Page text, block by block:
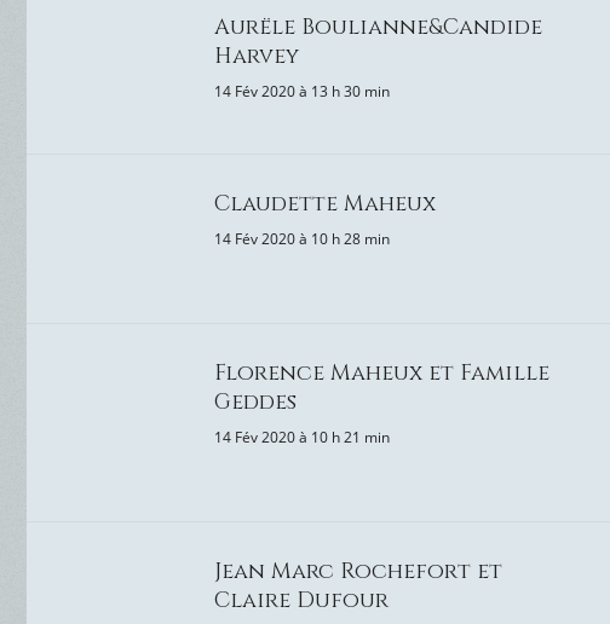
Aurële Boulianne&Candide
Harvey
14 Fév 2020 à 13 h 30 min
Claudette Maheux
14 Fév 2020 à 10 h 28 min
Florence Maheux et Famille
Geddes
14 Fév 2020 à 10 h 21 min
Jean Marc Rochefort et
Claire Dufour